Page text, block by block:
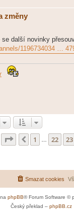
změny
další novinky
1196734034 …
Stránka 26 z26
Předchozí
1 … 22 23
Smazat cookies
phpBB® Forum Software ©
Český překlad – phpBB.cz